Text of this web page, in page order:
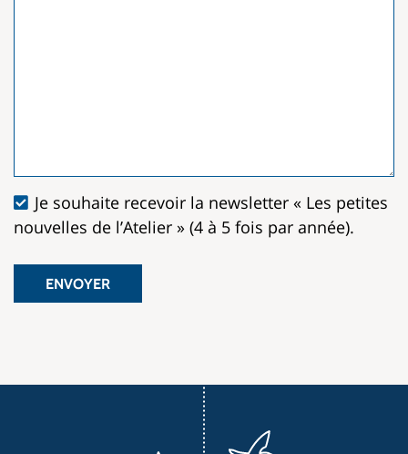
Je souhaite recevoir la newsletter « Les petites
nouvelles de l’Atelier » (4 à 5 fois par année).
ENVOYER